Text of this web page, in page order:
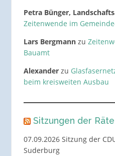
Petra Bünger,
Zeitenwende im
Lars Bergmannzu
Bauamt
Alexanderzu
beim kreisweiten Ausbau
Sitzungen der Räte
07.09.2026 Sitzung der
Suderburg